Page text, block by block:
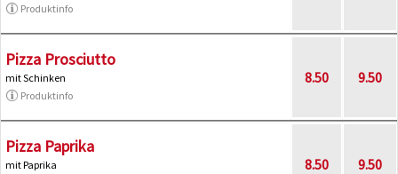
Produktinfo
Pizza Prosciutto
mit Schinken
Produktinfo
8.50 9.50
Pizza Paprika
mit Paprika
8.50 9.50